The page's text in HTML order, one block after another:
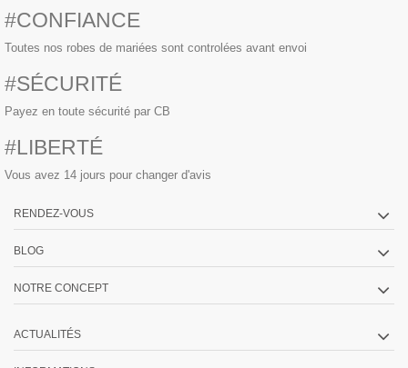
#CONFIANCE
Toutes nos robes de mariées sont controlées avant envoi
#SÉCURITÉ
Payez en toute sécurité par CB
#LIBERTÉ
Vous avez 14 jours pour changer d'avis
RENDEZ-VOUS
BLOG
NOTRE CONCEPT
ACTUALITÉS